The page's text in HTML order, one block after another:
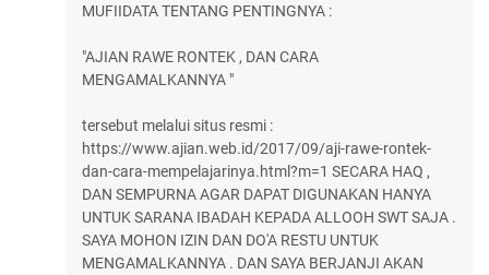
MUFIIDATA TENTANG PENTINGNYA :
"AJIAN RAWE RONTEK , DAN CARA
MENGAMALKANNYA "
tersebut melalui situs resmi :
https://www.ajian.web.id/2017/09/aji-rawe-rontek-
dan-cara-mempelajarinya.html?m=1 SECARA HAQ ,
DAN SEMPURNA AGAR DAPAT DIGUNAKAN HANYA
UNTUK SARANA IBADAH KEPADA ALLOOH SWT SAJA .
SAYA MOHON IZIN DAN DO'A RESTU UNTUK
MENGAMALKANNYA . DAN SAYA BERJANJI AKAN